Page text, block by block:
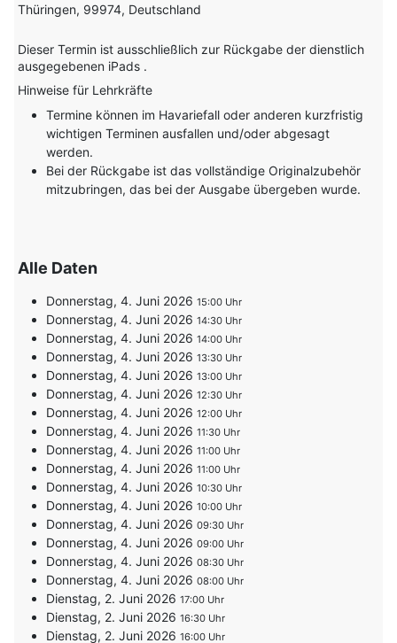
Thüringen, 99974, Deutschland
Dieser Termin ist ausschließlich zur Rückgabe der dienstlich
ausgegebenen iPads .
Hinweise für Lehrkräfte
Termine können im Havariefall oder anderen kurzfristig
wichtigen Terminen ausfallen und/oder abgesagt
werden.
Bei der Rückgabe ist das vollständige Originalzubehör
mitzubringen, das bei der Ausgabe übergeben wurde.
Alle Daten
Donnerstag, 4. Juni 202615:00
Donnerstag, 4. Juni 202614:30
Donnerstag, 4. Juni 202614:00
Donnerstag, 4. Juni 202613:30
Donnerstag, 4. Juni 202613:00
Donnerstag, 4. Juni 202612:30
Donnerstag, 4. Juni 202612:00
Donnerstag, 4. Juni 202611:30
Donnerstag, 4. Juni 202611:00
Donnerstag, 4. Juni 202611:00
Donnerstag, 4. Juni 202610:30
Donnerstag, 4. Juni 202610:00
Donnerstag, 4. Juni 202609:30
Donnerstag, 4. Juni 202609:00
Donnerstag, 4. Juni 202608:30
Donnerstag, 4. Juni 202608:00
Dienstag, 2. Juni 202617:00
Dienstag, 2. Juni 202616:30
Dienstag, 2. Juni 202616:00